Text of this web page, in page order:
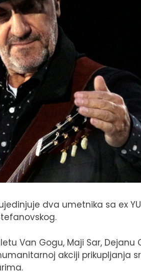
dva umetnika sa ex
Van Gogu, Maji Sar, Dejanu
akciji prikupljanja